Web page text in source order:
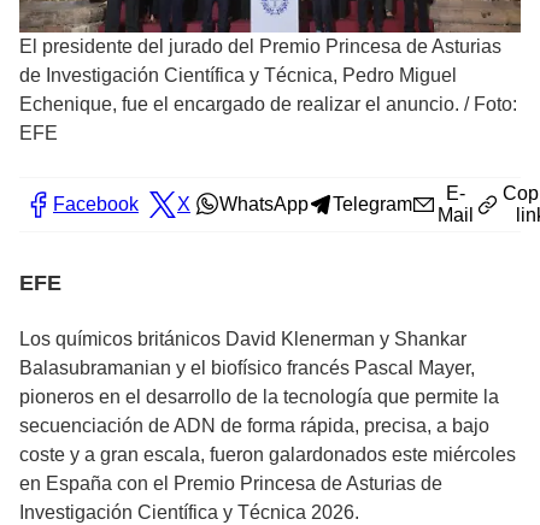
El presidente del jurado del Premio Princesa de Asturias
de Investigación Científica y Técnica, Pedro Miguel
Echenique, fue el encargado de realizar el anuncio. / Foto:
EFE
Facebook X WhatsApp Telegram
E-
Mail
EFE
Los químicos británicos David Klenerman y Shankar
Balasubramanian y el biofísico francés Pascal Mayer,
pioneros en el desarrollo de la tecnología que permite la
secuenciación de ADN de forma rápida, precisa, a bajo
coste y a gran escala, fueron galardonados este miércoles
en España con el Premio Princesa de Asturias de
Investigación Científica y Técnica 2026.